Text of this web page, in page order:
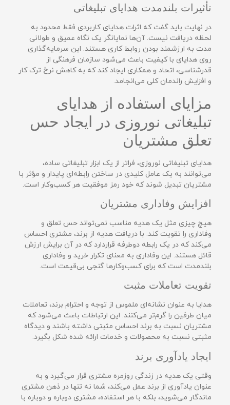
تأثیرات بلندمدت هدایای تبلیغاتی
در نهایت باید گفت که اثرات هدایای کاربردی فقط محدود به
لحظه دریافت نیست. آن‌ها نمایانگر یک نگاه عمیق و طولانی
مدت به ارزشمند بودن روابط کاری هستند. این سرمایه‌گذاری
روی هدایای با کیفیت باعث می‌شود سازمان فرهنگی از
قدرشناسی، اتحاد و همکاری ایجاد کند که به کاهش نرخ ترک کار
و افزایش راندمان کلی می‌انجامد.
مزایای استفاده از هدایای
تبلیغاتی نوروزی در ایجاد حس
تعلق مشتریان
هدایای تبلیغاتی نوروزی، فراتر از یک ابزار تبلیغاتی ساده،
می‌توانند به یک عامل کلیدی در ساختن رابطه‌ای پایدار و مؤثر با
مشتریان تبدیل شوند که خود رمز موفقیت هر کسب‌وکار است.
افزایش وفاداری مشتریان
هیچ چیزی مثل یک هدیه مناسب نمی‌تواند حس تعلق و
وفاداری را تقویت کند. با دریافت هدیه از برند، مشتری احساس
می‌کند که در یک رابطه دوطرفه قراردارد که در آن برایش ارزش
قائل هستند. این وفاداری به معنای تکرار خرید و وفاداری
بلندمدت است که برای کسب‌وکارها گنجی بی‌قیمت است.
تقویت تعاملات مثبت
هدایا به عنوان نشانه‌ای ملموس از توجه و احترام برند، تعاملات
میان طرفین را گرم‌تر می‌کنند. این ارتباطات باعث می‌شود که
مشتریان نسبت به برند احساس مثبتی داشته باشند و دیدگاه
مثبتی نسبت به محصولات و خدمات ارائه شده شکل بگیرد.
ایجاد یادآوری برند
وقتی یک هدیه در زندگی روزمره مشتری قرار می‌گیرد و به
عنوان یادآوری از برند عمل می‌کند، شما نه تنها در ذهن مشتری
ماندگار می‌شوید، بلکه با هر استفاده، مشتری دوباره و دوباره با